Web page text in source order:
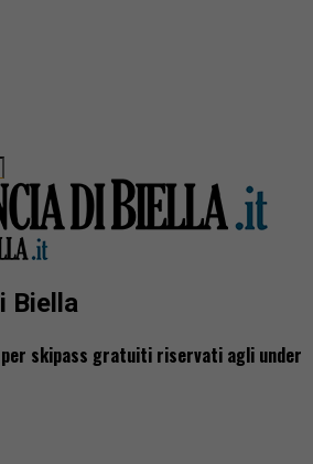
Biella
skipass gratuiti riservati agli under